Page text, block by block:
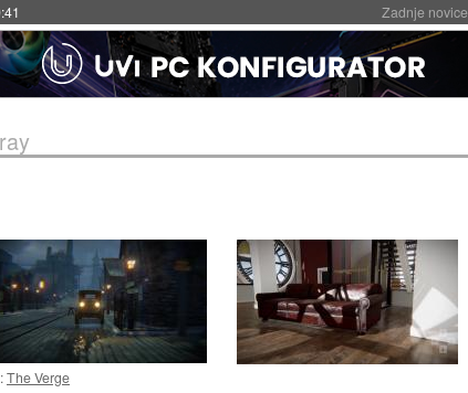
Zadnje novice
The Verge